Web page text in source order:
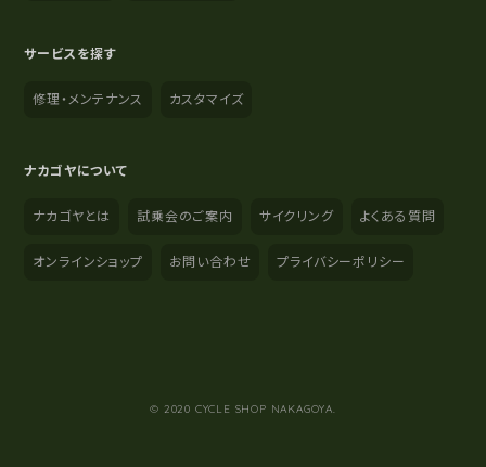
サービスを探す
修理・メンテナンス カスタマイズ
ナカゴヤについて
ナカゴヤとは 試乗会のご案内 サイクリング よくある質問
オンラインショップ お問い合わせ プライバシーポリシー
© 2020 CYCLE SHOP NAKAGOYA.